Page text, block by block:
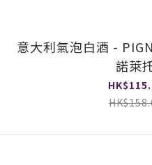
意大利氣泡白酒 -
諾萊